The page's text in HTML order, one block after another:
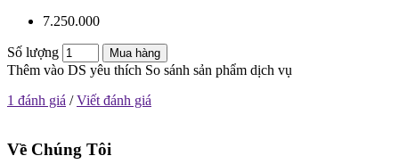
7.250.000
Số lượng Mua hàng
Thêm vào DS yêu thích So sánh sản phẩm dịch vụ
1 đánh giá /Viết đánh giá
Về Chúng Tôi